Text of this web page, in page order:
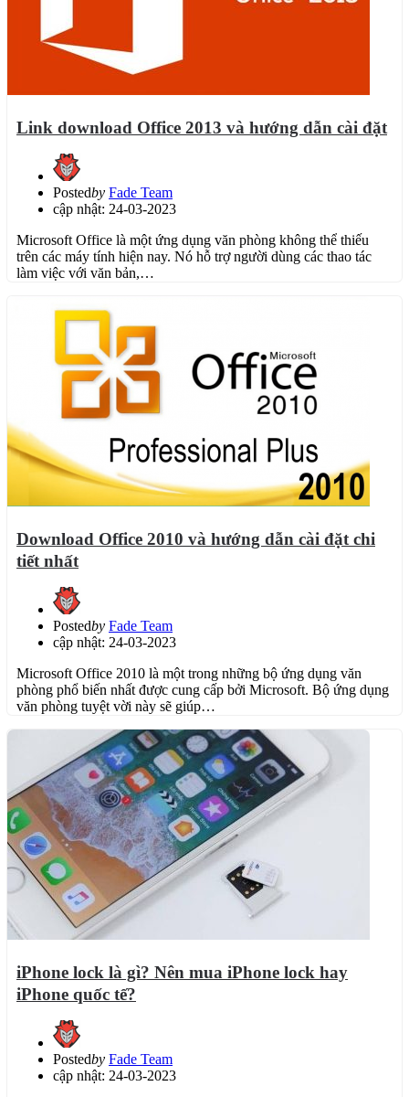
Link download Office 2013 và hướng dẫn cài đặt
Postedby Fade Team
cập nhật: 24-03-2023
Microsoft Office là một ứng dụng văn phòng không thể thiếu
trên các máy tính hiện nay. Nó hỗ trợ người dùng các thao tác
làm việc với văn bản,…
Download Office 2010 và hướng dẫn cài đặt chi
tiết nhất
Postedby Fade Team
cập nhật: 24-03-2023
Microsoft Office 2010 là một trong những bộ ứng dụng văn
phòng phổ biến nhất được cung cấp bởi Microsoft. Bộ ứng dụng
văn phòng tuyệt vời này sẽ giúp…
iPhone lock là gì? Nên mua iPhone lock hay
iPhone quốc tế?
Postedby Fade Team
cập nhật: 24-03-2023